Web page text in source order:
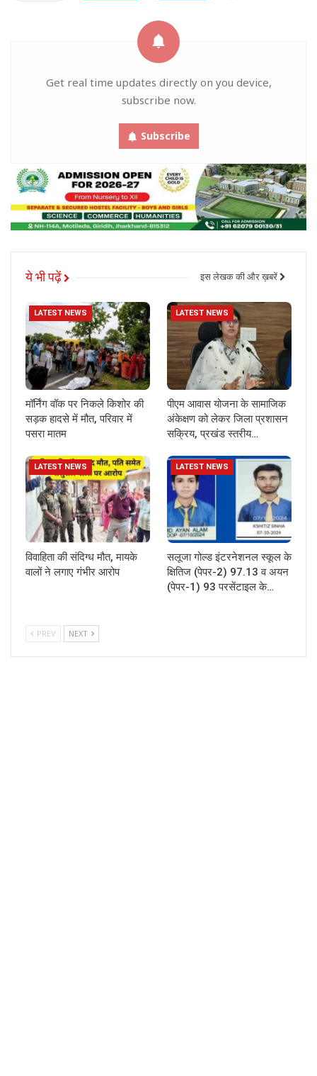
Get real time updates directly on you device,
subscribe now.
Subscribe
ये भी पढ़ें इस लेखक की और ख़बरें
LATEST NEWS
मॉर्निंग वॉक पर निकले किशोर की
सड़क हादसे में मौत, परिवार में
पसरा मातम
LATEST NEWS
पीएम आवास योजना के सामाजिक
अंकेक्षण को लेकर जिला प्रशासन
सक्रिय, प्रखंड स्तरीय…
LATEST NEWS
विवाहिता की संदिग्ध मौत, मायके
वालों ने लगाए गंभीर आरोप
LATEST NEWS
सलूजा गोल्ड इंटरनेशनल स्कूल के
क्षितिज (पेपर-2) 97.13 व अयन
(पेपर-1) 93 परसेंटाइल के…
PREV NEXT